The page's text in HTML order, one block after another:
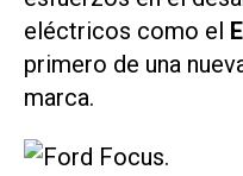
eléctricos como el
primero de una
marca.